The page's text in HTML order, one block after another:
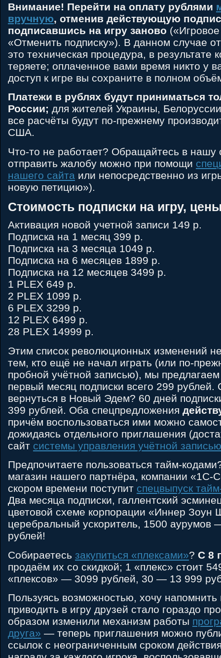
Внимание! Перейти на оплату рублями
вручную, отменив действующую
подписавшись на игру заново
«Отменить подписку»). В данном случае
это техническая процедура, в результате
теряете; оплаченное вами время никто у
доступ к игре вы сохраните в полном
Платежи в рублях будут приниматься
России; для жителей Украины,
все расчёты будут по-прежнему
США.
Что-то не работает? Обращайтесь в нашу
отправить жалобу можно при помощи
нашего сайта или непосредственно из
новую петицию»).
Стоимость подписки на игру,
Активация новой учетной записи 149 р.
Подписка на 1 месяц 399 р.
Подписка на 3 месяца 1049 р.
Подписка на 6 месяцев 1899 р.
Подписка на 12 месяцев 3499 р.
1 PLEX 649 р.
2 PLEX 1099 р.
6 PLEX 3299 р.
12 PLEX 6499 р.
28 PLEX 14999 р.
Этим список революционных изменений
тем, кто ещё не начал играть (или по-
пробной учётной записью), мы предлагаем
первый месяц подписки всего 299 рублей.
вернуться в Новый Эдем? 60 дней
399 рублей. Оба спецпредложения
причём воспользоваться ими можно
дожидаясь отдельного приглашения
сайт системы управления учётной записью
Предпочитаете пользоваться тайм-
магазин нашего партнёра, компании «1С-
скором времени поступит спецвыпуск
Два месяца подписки, галлентский
цветовой схеме корпорации «Иннер Зоун
церебральный ускоритель, 1500 аурумов
рублей!
Собираетесь закупиться «плексами»? С 8
продаём их со скидкой; 1 «плекс» стоит
«плексов» — 3099 рублей, 30 — 13 999
Пользуясь возможностью, хочу
приводить в игру друзей стало гораздо
образом изменили механизм работы
друга» — теперь приглашения можно
ссылок с неограниченным сроком